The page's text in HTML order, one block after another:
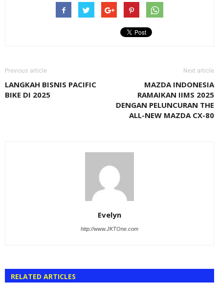
Previous article
LANGKAH BISNIS PACIFIC
BIKE DI 2025
Next article
MAZDA INDONESIA
RAMAIKAN IIMS 2025
DENGAN PELUNCURAN THE
ALL-NEW MAZDA CX-80
Evelyn
http://www.JKTOne.com
RELATED ARTICLES